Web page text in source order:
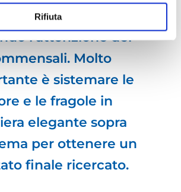
Rifiuta subito
l’attenzione dei
Molto
è sistemare le
e le fragole in
elegante sopra
per ottenere un
finale ricercato.